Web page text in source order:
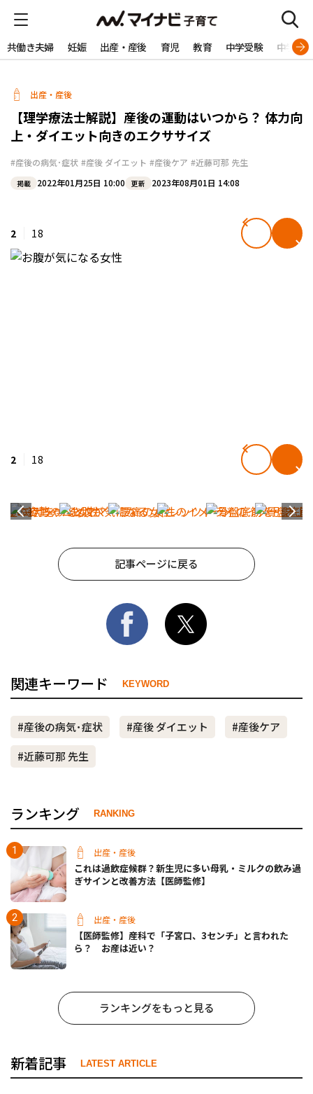
共働き夫婦 妊娠 出産・産後 育児 教育 中学受験 中学生
出産・産後
【理学療法士解説】産後の運動はいつから？ 体力向
上・ダイエット向きのエクササイズ
#産後の病気･症状 #産後 ダイエット #産後ケア #近藤可那 先生
掲載 2022年01月25日 10:00 更新 2023年08月01日 14:08
2 18
2 18
記事ページに戻る
関連キーワード KEYWORD
#産後の病気･症状 #産後 ダイエット
#産後ケア
#近藤可那 先生
ランキング RANKING
出産・産後
これは過飲症候群？新生児に多い母乳・ミルクの飲み過
ぎサインと改善方法【医師監修】
出産・産後
【医師監修】産科で「子宮口、3センチ」と言われた
ら？ お産は近い？
ランキングをもっと見る
新着記事 LATEST ARTICLE